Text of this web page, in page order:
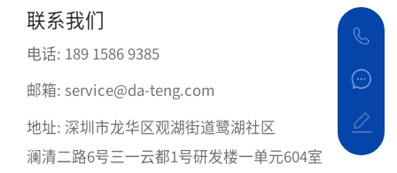
联系我们
电话: 189 1586 9385
邮箱: service@da-teng.com
地址: 深圳市龙华区观湖街道鹭湖社区
澜清二路6号三一云都1号研发楼一单元604室